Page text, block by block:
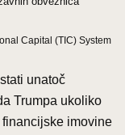
Capital (TIC) System
unatoč
Trumpa ukoliko
imovine